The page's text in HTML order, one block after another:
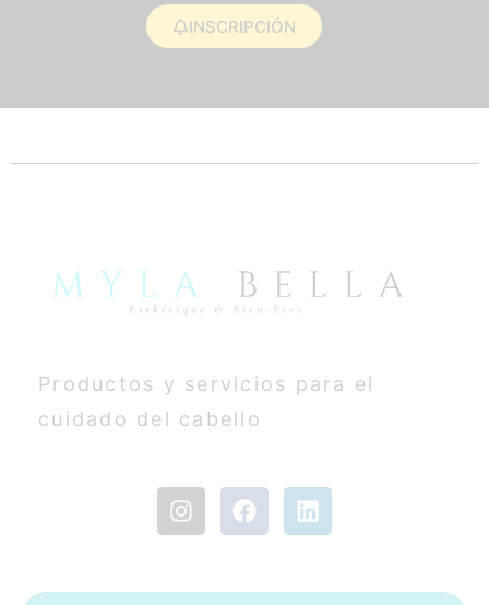
INSCRIPCIÓN
Productos y servicios para el
cuidado del cabello